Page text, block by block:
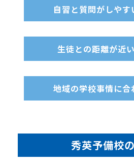
自習と質問がしやす
生徒との距離が近
地域の学校事情に合
秀英予備校